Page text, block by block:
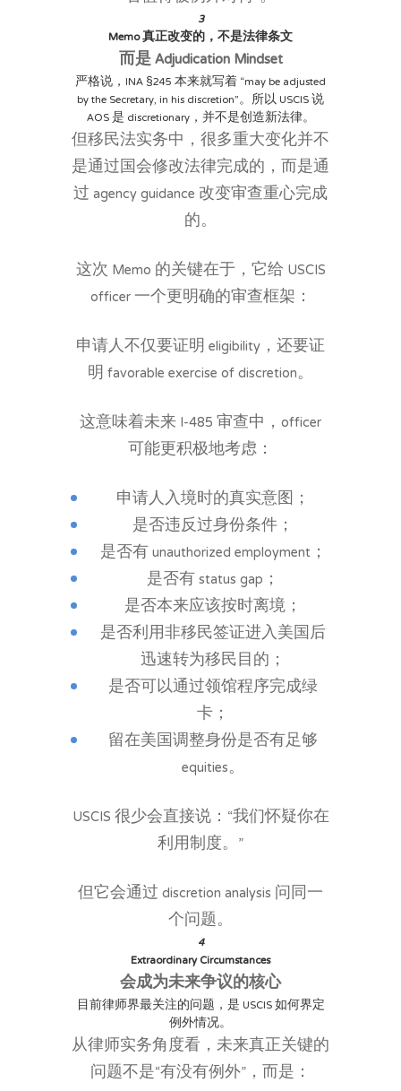
3
Memo 真正改变的，不是法律条文
而是 Adjudication Mindset
严格说，INA §245 本来就写着 “may be adjusted
by the Secretary, in his discretion”。所以 USCIS 说
AOS 是 discretionary，并不是创造新法律。
但移民法实务中，很多重大变化并不
是通过国会修改法律完成的，而是通
过 agency guidance 改变审查重心完成
的。
这次 Memo 的关键在于，它给 USCIS
officer 一个更明确的审查框架：
申请人不仅要证明 eligibility，还要证
明 favorable exercise of discretion。
这意味着未来 I-485 审查中，officer
可能更积极地考虑：
申请人入境时的真实意图；
是否违反过身份条件；
是否有 unauthorized employment；
是否有 status gap；
是否本来应该按时离境；
是否利用非移民签证进入美国后
迅速转为移民目的；
是否可以通过领馆程序完成绿
卡；
留在美国调整身份是否有足够
equities。
USCIS 很少会直接说：“我们怀疑你在
利用制度。”
但它会通过 discretion analysis 问同一
个问题。
4
Extraordinary Circumstances
会成为未来争议的核心
目前律师界最关注的问题，是 USCIS 如何界定
例外情况。
从律师实务角度看，未来真正关键的
问题不是“有没有例外”，而是：